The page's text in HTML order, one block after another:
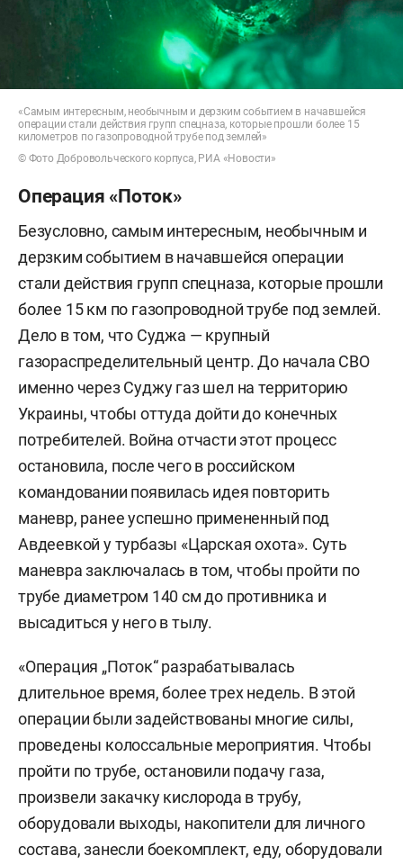
— 116-я бригада территориальной обороны;
— 117-я бригада территориальной обороны;
— 156-й батальон 118-й бригады ТРО;
бригады ТРО;
— 36-й отдельный пехотный батальон;
— батальон шейха Мансура.
«Самым интересным, необычным и дерзким событием в начавшейся
операции стали действия групп спецназа, которые прошли более 15
километров по газопроводной трубе под землей»
© Фото Добровольческого корпуса, РИА «Новости»
Операция «Поток»
Безусловно, самым интересным, необычным и
дерзким событием в начавшейся операции
стали действия групп спецназа, которые прошли
более 15 км по газопроводной трубе под землей.
Дело в том, что Суджа — крупный
газораспределительный центр. До начала СВО
именно через Суджу газ шел на территорию
Украины, чтобы оттуда дойти до конечных
потребителей. Война отчасти этот процесс
остановила, после чего в российском
командовании появилась идея повторить
маневр, ранее успешно примененный под
Авдеевкой у турбазы «Царская охота». Суть
маневра заключалась в том, чтобы пройти по
трубе диаметром 140 см до противника и
высадиться у него в тылу.
«Операция „Поток“ разрабатывалась
длительное время, более трех недель. В этой
операции были задействованы многие силы,
проведены колоссальные мероприятия. Чтобы
пройти по трубе, остановили подачу газа,
произвели закачку кислорода в трубу,
оборудовали выходы, накопители для личного
состава, занесли боекомплект, еду, оборудовали